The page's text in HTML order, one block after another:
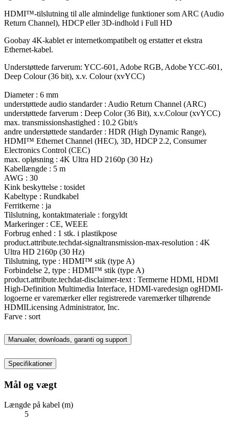
HDMI™-tilslutning til alle almindelige funktioner som ARC (Audio
Return Channel), HDCP eller 3D-indhold i Full HD
Goobay 4K-kablet er internetkompatibelt og erstatter et ekstra
Ethernet-kabel.
Understøttede farverum: YCC-601, Adobe RGB, Adobe YCC-601,
Deep Colour (36 bit), x.v. Colour (xvYCC)
Diameter : 6 mm
understøttede audio standarder : Audio Return Channel (ARC)
understøttede farverum : Deep Color (36 Bit), x.v.Colour (xvYCC)
max. transmissionshastighed : 10.2 Gbit/s
andre understøttede standarder : HDR (High Dynamic Range),
HDMI™ Ethernet Channel (HEC), 3D, HDCP 2.2, Consumer
Electronics Control (CEC)
max. opløsning : 4K Ultra HD 2160p (30 Hz)
Kabellængde : 5 m
AWG : 30
Kink beskyttelse : tosidet
Kabeltype : Rundkabel
Ferritkerne : ja
Tilslutning, kontaktmateriale : forgyldt
Markeringer : CE, WEEE
Forbrug enhed : 1 stk. i plastikpose
product.attribute.techdat-signaltransmission-max-resolution : 4K
Ultra HD 2160p (30 Hz)
Tilslutning, type : HDMI™ stik (type A)
Forbindelse 2, type : HDMI™ stik (type A)
product.attribute.techdat-disclaimer-text : Termerne HDMI, HDMI
High-Definition Multimedia Interface, HDMI-varedesign ogHDMI-
logoerne er varemærker eller registrerede varemærker tilhørende
HDMILicensing Administrator, Inc.
Farve : sort
Manualer, downloads, garanti og support
Specifikationer
Mål og vægt
Længde på kabel (m)
5